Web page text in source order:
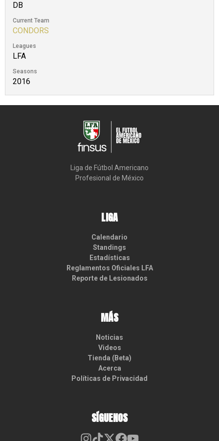
DB
Current Team
CONDORS
Leagues
LFA
Seasons
2016
Liga de Fútbol Americano
Profesional de México
LIGA
Calendario
Standings
Estadísticas
Reglamentos Oficiales LFA
Reporte de Lesionados
MÁS
Noticias
Videos
Tienda (Beta)
Acerca
Políticas de Privacidad
SÍGUENOS